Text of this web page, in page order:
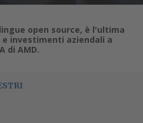
open source, è l'ultima
investimenti aziendali a
di AMD.